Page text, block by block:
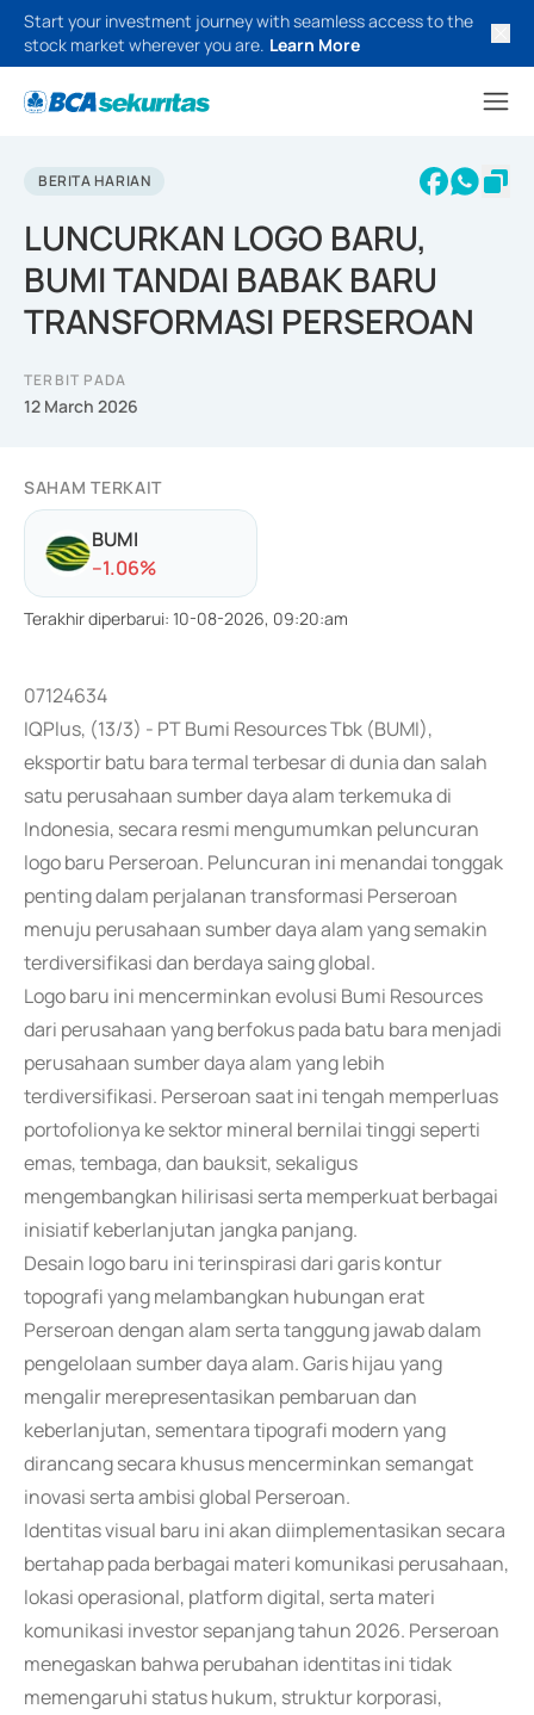
Start your investment journey with seamless access to the
stock market wherever you are. Learn More
BERITA HARIAN
LUNCURKAN LOGO BARU,
BUMI TANDAI BABAK BARU
TRANSFORMASI PERSEROAN
TERBIT PADA
12 March 2026
SAHAM TERKAIT
BUMI
--1.06%
Terakhir diperbarui: 10-08-2026, 09:20:am
07124634
IQPlus, (13/3) - PT Bumi Resources Tbk (BUMI),
eksportir batu bara termal terbesar di dunia dan salah
satu perusahaan sumber daya alam terkemuka di
Indonesia, secara resmi mengumumkan peluncuran
logo baru Perseroan. Peluncuran ini menandai tonggak
penting dalam perjalanan transformasi Perseroan
menuju perusahaan sumber daya alam yang semakin
terdiversifikasi dan berdaya saing global.
Logo baru ini mencerminkan evolusi Bumi Resources
dari perusahaan yang berfokus pada batu bara menjadi
perusahaan sumber daya alam yang lebih
terdiversifikasi. Perseroan saat ini tengah memperluas
portofolionya ke sektor mineral bernilai tinggi seperti
emas, tembaga, dan bauksit, sekaligus
mengembangkan hilirisasi serta memperkuat berbagai
inisiatif keberlanjutan jangka panjang.
Desain logo baru ini terinspirasi dari garis kontur
topografi yang melambangkan hubungan erat
Perseroan dengan alam serta tanggung jawab dalam
pengelolaan sumber daya alam. Garis hijau yang
mengalir merepresentasikan pembaruan dan
keberlanjutan, sementara tipografi modern yang
dirancang secara khusus mencerminkan semangat
inovasi serta ambisi global Perseroan.
Identitas visual baru ini akan diimplementasikan secara
bertahap pada berbagai materi komunikasi perusahaan,
lokasi operasional, platform digital, serta materi
komunikasi investor sepanjang tahun 2026. Perseroan
menegaskan bahwa perubahan identitas ini tidak
memengaruhi status hukum, struktur korporasi,